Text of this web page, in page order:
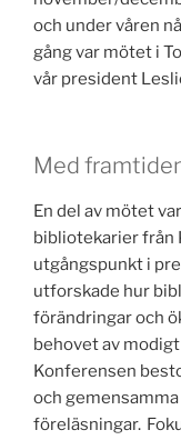
och under våren
gång var mötet i
vår president
Med
En del av mötet
bibliotekarier från
utgångspunkt i
utforskade hur
förändringar och
behovet av
Konferensen
och
föreläsningar.